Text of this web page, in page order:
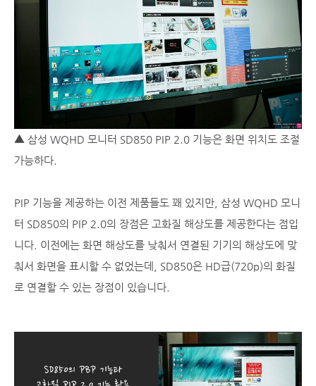
▲ 삼성 WQHD 모니터 SD850 PIP 2.0 기능은 화면 위치도 조절
가능하다.
PIP 기능을 제공하는 이전 제품들도 꽤 있지만, 삼성 WQHD 모니
터 SD850의 PIP 2.0의 장점은 고화질 해상도를 제공한다는 점입
니다. 이전에는 화면 해상도를 낮춰서 연결된 기기의 해상도에 맞
춰서 화면을 표시할 수 없었는데, SD850은 HD급(720p)의 화질
로 연결할 수 있는 장점이 있습니다.